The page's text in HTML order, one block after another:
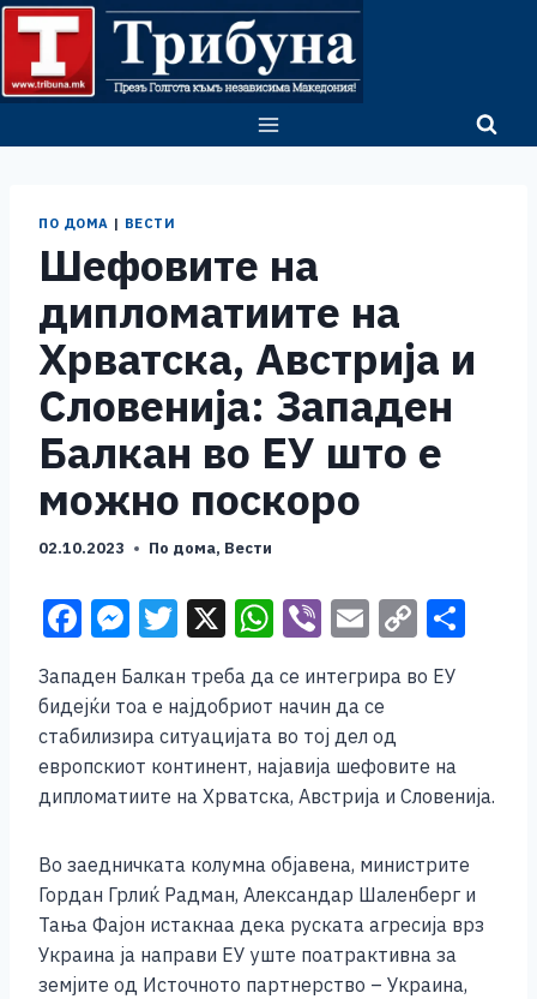
Skip
content
ПО ДОМА | ВЕСТИ
Шефовите на
дипломатиите на
Хрватска, Австрија и
Словенија: Западен
Балкан во ЕУ што е
можно поскоро
02.10.2023 По дома, Вести
F
c
e
b
o
o
k
M
e
ss
e
n
g
er
T
tt
er
X W
at
s
A
p
p
Vi
er
E
ai
l
C
o
p
Li
n
k
Западен Балкан треба да се интегрира во ЕУ
бидејќи тоа е најдобриот начин да се
стабилизира ситуацијата во тој дел од
европскиот континент, најавија шефовите на
дипломатиите на Хрватска, Австрија и Словенија.
Во заедничката колумна објавена, министрите
Гордан Грлиќ Радман, Александар Шаленберг и
Тања Фајон истакнаа дека руската агресија врз
Украина ја направи ЕУ уште поатрактивна за
земјите од Источното партнерство – Украина,